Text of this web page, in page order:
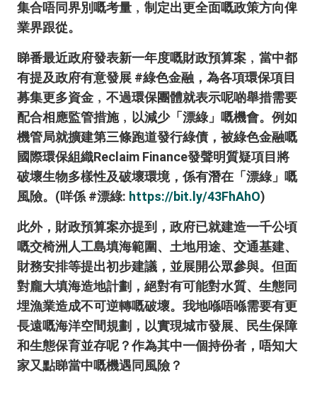
集合唔同界別嘅考量﹐制定出更全面嘅政策方向俾
業界跟從。
睇番最近政府發表新一年度嘅財政預算案﹐當中都
有提及政府有意發展 #綠色金融，為各項環保項目
募集更多資金﹐不過環保團體就表示呢啲舉措需要
配合相應監管措施﹐以減少「漂綠」嘅機會。例如
機管局就擴建第三條跑道發行綠債，被綠色金融嘅
國際環保組織Reclaim Finance發聲明質疑項目將
破壞生物多樣性及破壞環境，係有潛在「漂綠」嘅
風險。(咩係 #漂綠: https://bit.ly/43FhAhO)
此外，財政預算案亦提到，政府已就建造一千公頃
嘅交椅洲人工島填海範圍、土地用途、交通基建、
財務安排等提出初步建議，並展開公眾參與。但面
對龐大填海造地計劃，絕對有可能對水質、生態同
埋漁業造成不可逆轉嘅破壞。我地喺唔喺需要有更
長遠嘅海洋空間規劃，以實現城市發展、民生保障
和生態保育並存呢？作為其中一個持份者，唔知大
家又點睇當中嘅機遇同風險？